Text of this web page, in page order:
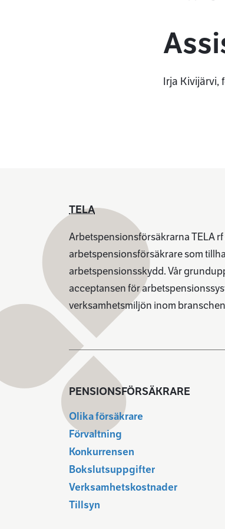
Irja Kivijärvi,
TELA
Arbetspensionsförsäkrarna TELA
arbetspensionsförsäkrare som
arbetspensionsskydd. Vår
acceptansen för
verksamhetsmiljön inom
PENSIONSFÖRSÄKRARE
Olika försäkrare
Förvaltning
Konkurrensen
Bokslutsuppgifter
Verksamhetskostnader
Tillsyn